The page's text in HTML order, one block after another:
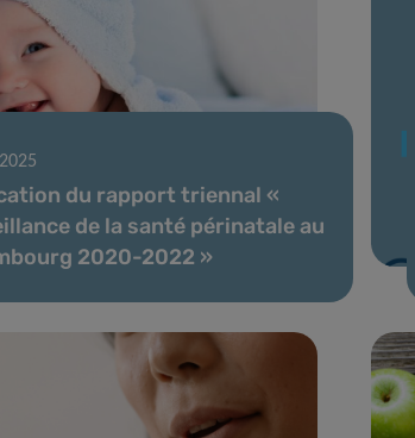
du rapport triennal «
de la santé périnatale au
2020-2022 »